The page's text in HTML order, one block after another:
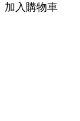
加入購物車